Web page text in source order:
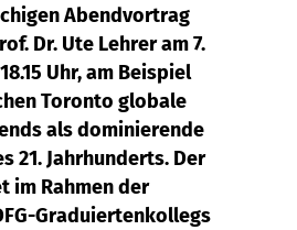
Abendvortrag
Dr. Ute Lehrer am 7.
Uhr, am Beispiel
Toronto globale
als dominierende
21. Jahrhunderts. Der
im Rahmen der
Graduiertenkollegs